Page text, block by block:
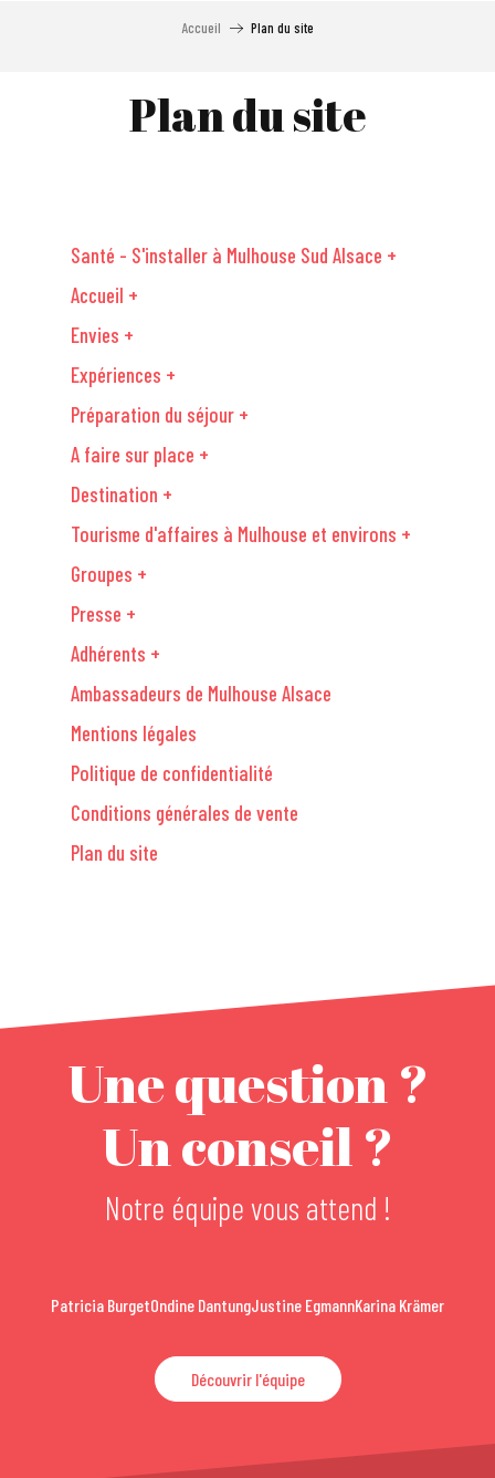
Accueil Plan du site
Plan du site
Santé - S'installer à Mulhouse Sud Alsace +
Accueil +
Envies +
Expériences +
Préparation du séjour +
A faire sur place +
Destination +
Tourisme d'affaires à Mulhouse et environs +
Groupes +
Presse +
Adhérents +
Ambassadeurs de Mulhouse Alsace
Mentions légales
Politique de confidentialité
Conditions générales de vente
Plan du site
Une question ?
Un conseil ?
Notre équipe vous attend !
Patricia BurgetOndine DantungJustine EgmannKarina Krämer
Découvrir l'équipe